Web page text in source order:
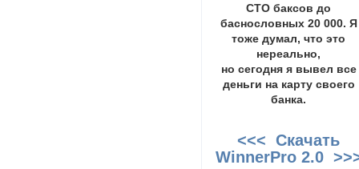
СТО баксов до
баснословных 20 000. Я
тоже думал, что это
нереально,
но сегодня я вывел все
деньги на карту своего
банка.
<<< Скачать
WinnerPro 2.0